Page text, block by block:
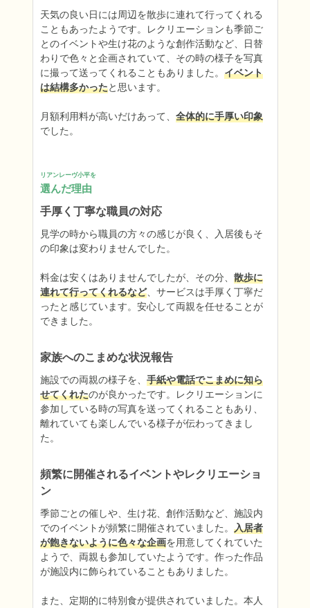
天気の良い日には周辺を散歩に連れて行ってくれる
こともあったようです。レクリエーションも季節ご
とのイベントや生け花のような創作活動など、日替
わりで色々と企画されていて、その時の様子を写真
に撮って送ってくれることもありました。 イベント
は結構多かったと思います。
月額利用料が高いだけあって、 全体的に手厚い印象
でした。
リアンレーヴ小平を
選んだ理由
手厚く丁寧な職員の対応
見学の時から職員の方々の感じが良く、入居後もそ
の印象は変わりませんでした。
料金は安くはありませんでしたが、その分、 散歩に
連れて行ってくれるなど、サービスは手厚く丁寧だ
ったと感じています。安心して両親を任せることが
できました。
家族へのこまめな状況報告
施設での両親の様子を、 手紙や電話でこまめに知ら
せてくれたのが良かったです。レクリエーションに
参加している時の写真を送ってくれることもあり、
離れていても楽しんでいる様子が伝わってきまし
た。
頻繁に開催されるイベントやレクリエーショ
ン
季節ごとの催しや、生け花、創作活動など、施設内
でのイベントが頻繁に開催されていました。 入居者
が飽きないように色々な企画を用意してくれていた
ようで、両親も参加していたようです。作った作品
が施設内に飾られていることもありました。
また、定期的に特別食が提供されていました。本人